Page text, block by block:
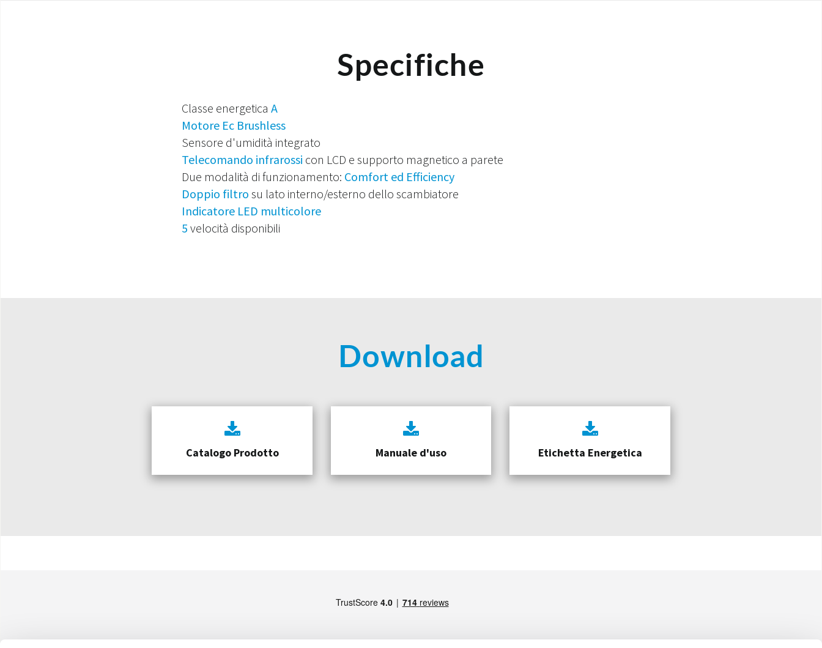
Specifiche
Classe energetica A
Motore Ec Brushless
Sensore d'umidità integrato
Telecomando infrarossi con LCD e supporto magnetico a parete
Due modalità di funzionamento: Comfort ed Efficiency
Doppio filtro su lato interno/esterno dello scambiatore
Indicatore LED multicolore
5 velocità disponibili
Download
Catalogo Prodotto Manuale d'uso Etichetta Energetica